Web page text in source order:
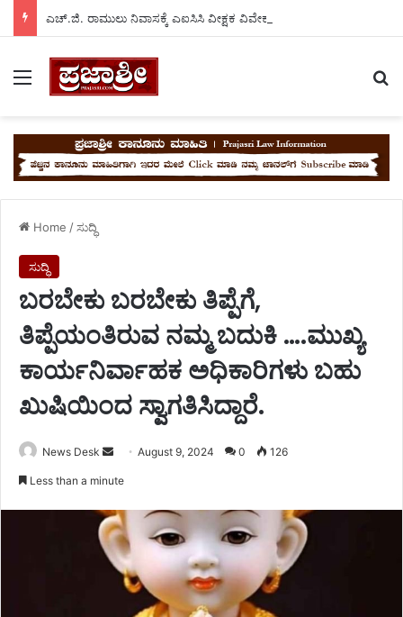
ಎಚ್.ಜಿ. ರಾಮುಲು ನಿವಾಸಕ್ಕೆ ಎಐಸಿಸಿ ವೀಕ್ಷಕ ವಿವೇಕ್ ಬನ್ಸಾಲ್ ಭೇಟಿ..
Menu
Home /ಸುದ್ಧಿ
ಸುದ್ಧಿ
ಬರಬೇಕು ಬರಬೇಕು ತಿಪ್ಪೆಗೆ,
ತಿಪ್ಪೆಯಂತಿರುವ ನಮ್ಮ ಬದುಕಿ ….ಮುಖ್ಯ
ಕಾರ್ಯನಿರ್ವಾಹಕ ಅಧಿಕಾರಿಗಳು ಬಹು
ಖುಷಿಯಿಂದ ಸ್ವಾಗತಿಸಿದ್ದಾರೆ.
News Desk
Send August 9, 2024 0 126
Less than a minute